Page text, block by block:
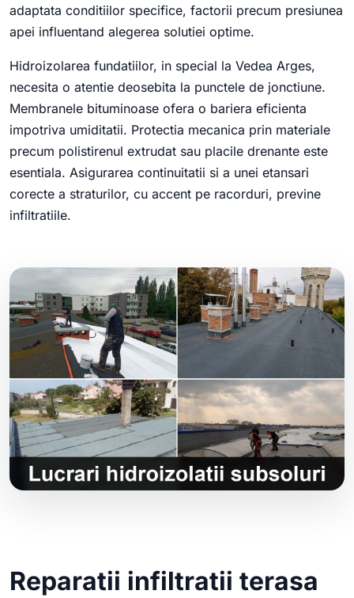
adaptata conditiilor specifice, factorii precum presiunea
apei influentand alegerea solutiei optime.
Hidroizolarea fundatiilor, in special la Vedea Arges,
necesita o atentie deosebita la punctele de jonctiune.
Membranele bituminoase ofera o bariera eficienta
impotriva umiditatii. Protectia mecanica prin materiale
precum polistirenul extrudat sau placile drenante este
esentiala. Asigurarea continuitatii si a unei etansari
corecte a straturilor, cu accent pe racorduri, previne
infiltratiile.
Reparatii infiltratii terasa